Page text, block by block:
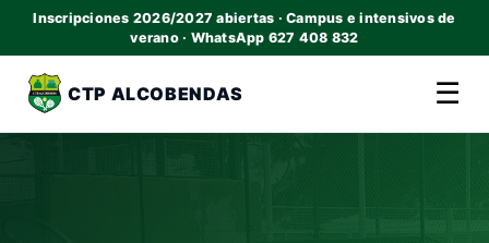
Inscripciones 2026/2027 abiertas · Campus e intensivos de
verano · WhatsApp 627 408 832
CTP ALCOBENDAS ☰